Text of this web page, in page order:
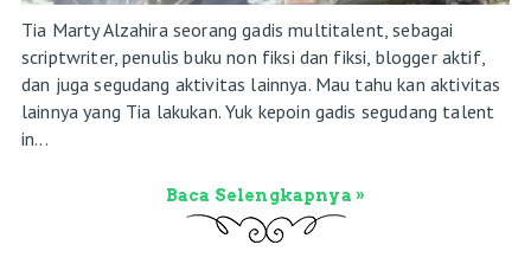
Tia Marty Alzahira seorang gadis multitalent, sebagai
scriptwriter, penulis buku non fiksi dan fiksi, blogger aktif,
dan juga segudang aktivitas lainnya. Mau tahu kan aktivitas
lainnya yang Tia lakukan. Yuk kepoin gadis segudang talent
in...
Baca Selengkapnya »